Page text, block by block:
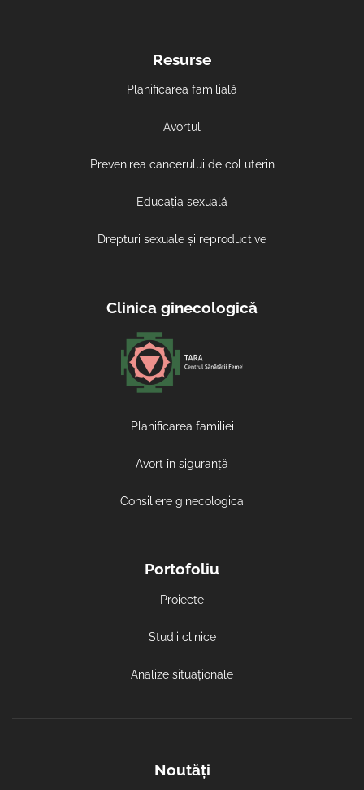
Resurse
Planificarea familială
Avortul
Prevenirea cancerului de col uterin
Educația sexuală
Drepturi sexuale și reproductive
Clinica ginecologică
Planificarea familiei
Avort în siguranță
Consiliere ginecologica
Portofoliu
Proiecte
Studii clinice
Analize situaționale
Noutăți